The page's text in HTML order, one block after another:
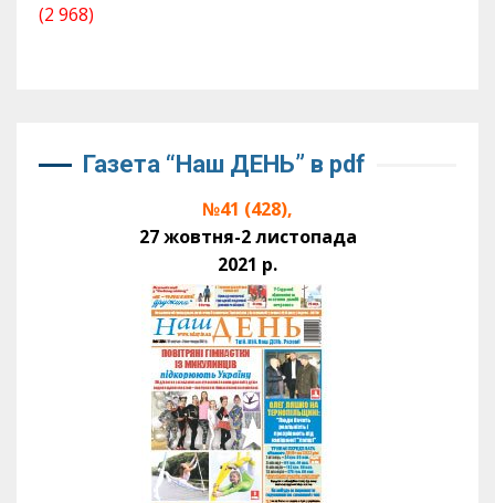
(2 968)
Газета “Наш ДЕНЬ” в pdf
№41 (428),
27 жовтня-2 листопада
2021 р.